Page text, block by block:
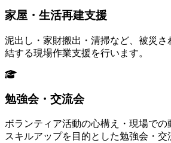
家屋・生活再建支援
泥出し・家財搬出・清掃など、被災さ
結する現場作業支援を行います。
勉強会・交流会
ボランティア活動の心構え・現場で
スキルアップを目的とした勉強会・